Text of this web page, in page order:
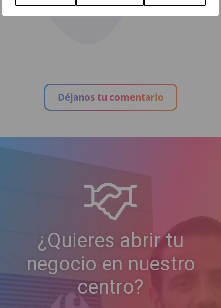
Déjanos tu comentario
¿Quieres abrir tu
negocio en nuestro
centro?